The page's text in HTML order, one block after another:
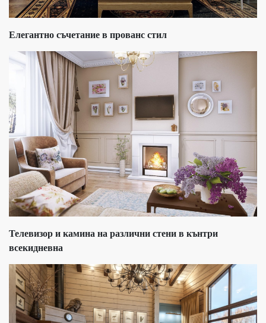
Елегантно съчетание в прованс стил
Телевизор и камина на различни стени в кънтри
всекидневна